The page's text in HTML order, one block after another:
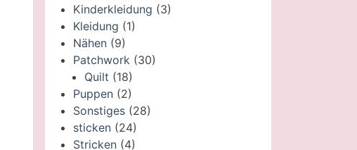
Kinderkleidung (3)
Kleidung (1)
Nähen (9)
Patchwork (30)
Quilt (18)
Puppen (2)
Sonstiges (28)
sticken (24)
Stricken (4)